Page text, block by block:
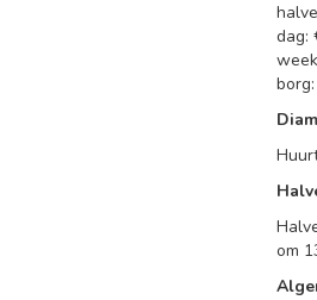
dag:
om